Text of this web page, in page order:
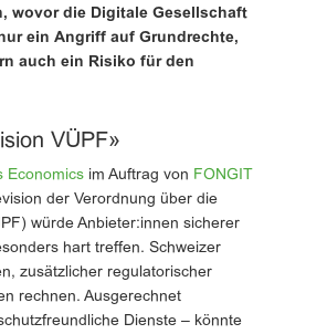
wovor die Digitale Gesellschaft
ein Angriff auf Grundrechte,
auch ein Risiko für den
VÜPF»
Economics im Auftrag von FONGIT
der Verordnung über die
würde Anbieter:innen sicherer
hart treffen. Schweizer
zusätzlicher regulatorischer
rechnen. Ausgerechnet
Dienste – könnte